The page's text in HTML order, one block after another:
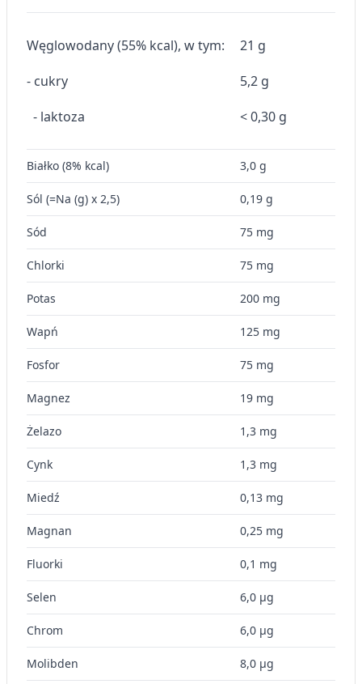
Węglowodany (55% kcal), w tym:
- cukry
- laktoza
21 g
5,2 g
< 0,30 g
Białko (8% kcal) 3,0 g
Sól (=Na (g) x 2,5) 0,19 g
Sód 75 mg
Chlorki 75 mg
Potas 200 mg
Wapń 125 mg
Fosfor 75 mg
Magnez 19 mg
Żelazo 1,3 mg
Cynk 1,3 mg
Miedź 0,13 mg
Magnan 0,25 mg
Fluorki 0,1 mg
Selen 6,0 µg
Chrom 6,0 µg
Molibden 8,0 µg
spersonalizowanych treści
kombinacji danych z różnych źródeł
Rozwój i ulepszanie usług
Wykorzystywanie ograniczonych danych do
wyboru treści
Funkcje specjalne IAB:
Użycie dokładnych danych
geolokalizacyjnych
Identyfikowanie urządzeń na podstawie
aktywnie żądanych informacji
Cele przetwarzania inne niż IAB:
Niezbędne
Wydajność (Performance)
Reklama / śledzenie